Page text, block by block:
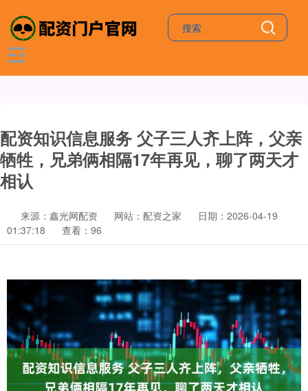
配资知识信息服务 父子三人齐上阵，父亲
牺牲，兄弟俩相隔17年再见，聊了两天才
相认
来源：鑫光网配资 网站：配资之家
日期：2026-04-19
01:37:18
查看：96